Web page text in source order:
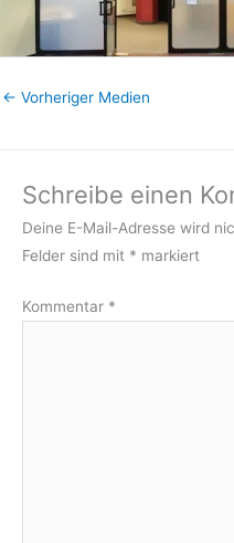
← Vorheriger Medien
Schreibe einen
Deine E-Mail-Adresse wird
Felder sind mit * markiert
Kommentar *